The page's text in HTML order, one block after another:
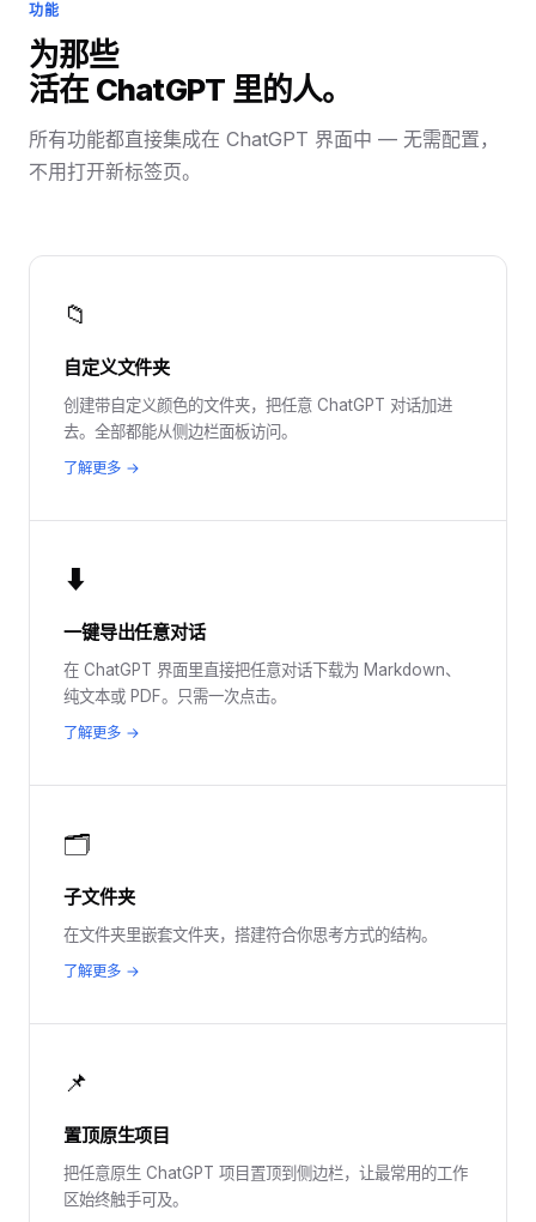
功能
为那些
活在 ChatGPT 里的人。
所有功能都直接集成在 ChatGPT 界面中 — 无需配置，
不用打开新标签页。
📁
自定义文件夹
创建带自定义颜色的文件夹，把任意 ChatGPT 对话加进
去。全部都能从侧边栏面板访问。
了解更多 →
⬇
一键导出任意对话
在 ChatGPT 界面里直接把任意对话下载为 Markdown、
纯文本或 PDF。只需一次点击。
了解更多 →
🗂️
子文件夹
在文件夹里嵌套文件夹，搭建符合你思考方式的结构。
了解更多 →
📌
置顶原生项目
把任意原生 ChatGPT 项目置顶到侧边栏，让最常用的工作
区始终触手可及。